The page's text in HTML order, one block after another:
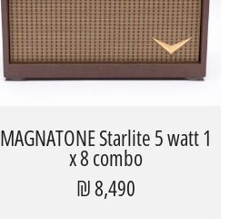
MAGNATONE Starlite 5 watt 1
x 8 combo
8,490 ₪